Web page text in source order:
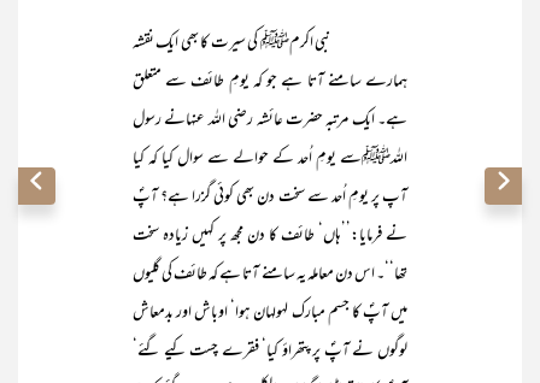
نبی اکرمﷺ کی سیرت کا بھی ایک نقشہ
ہمارے سامنے آتا ہے جو کہ یومِ طائف سے متعلق
ہے۔ ایک مرتبہ حضرت عائشہ رضی اللہ عنہانے رسول
اللہﷺسے یومِ اُحد کے حوالے سے سوال کیا کہ کیا
آپ پر یومِ اُحد سے سخت دن بھی کوئی گزرا ہے؟ آپؐ
نے فرمایا:’’ہاں‘ طائف کا دن مجھ پر کہیں زیادہ سخت
تھا‘‘۔ اس دن معاملہ یہ سامنے آتا ہے کہ طائف کی گلیوں
میں آپؐ کا جسم مبارک لہولہان ہوا‘ اوباش اور بدمعاش
لوگوں نے آپؐ پر پتھراؤ کیا‘ فقرے چست کیے گئے‘